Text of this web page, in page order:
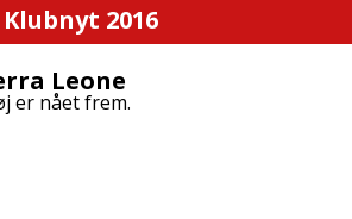
Klubnyt 2016
Leone
er nået frem.